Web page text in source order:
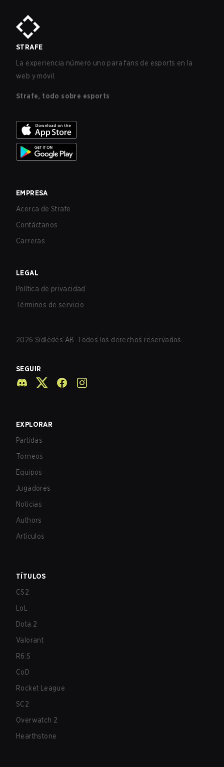
STRAFE
La experiencia número uno para fans de esports en la
web y móvil.
Strafe, todo sobre esports
EMPRESA
Acerca de Strafe
Contáctanos
Carreras
LEGAL
Política de privacidad
Términos de servicio
2026 Sidledes AB. Todos los derechos reservados.
SEGUIR
EXPLORAR
Partidas
Torneos
Equipos
Jugadores
Noticias
Authors
Artículos
TÍTULOS
CS2
LoL
Dota 2
Valorant
R6:S
CoD
Rocket League
SC2
Overwatch 2
Hearthstone